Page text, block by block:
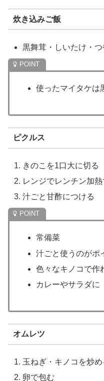
炊き込みご飯
黒舞茸・しいたけ・
使ったマイタケは
ピクルス
きのこを1口大に切る
レンジでレンチン加熱
汁ごと甘酢につける
常備菜
汁ごと使うのがポ
色々なキノコで作
カレーやサラダに
オムレツ
玉ねぎ・キノコを炒め
卵で包む